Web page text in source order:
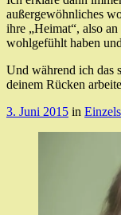
außergewöhnliches
ihre „Heimat“, also
wohlgefühlt haben
Und während ich das
deinem Rücken
3. Juni 2015 in